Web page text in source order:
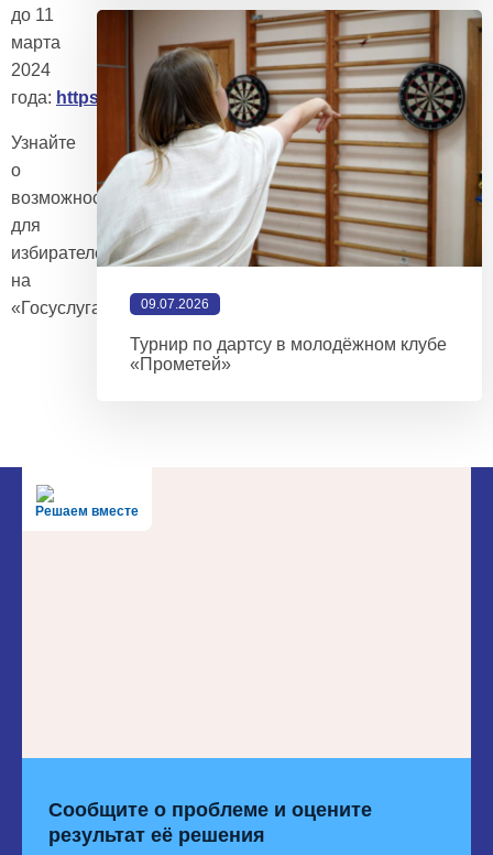
до 11
марта
2024
года: https://vk.cc/curHnx
Узнайте
о
возможностях
для
избирателей
на
«Госуслугах»: https://vk.cc/curGxH
09.07.2026
Турнир по дартсу в молодёжном клубе
«Прометей»
Решаем вместе
Сообщите о проблеме и оцените
результат её решения